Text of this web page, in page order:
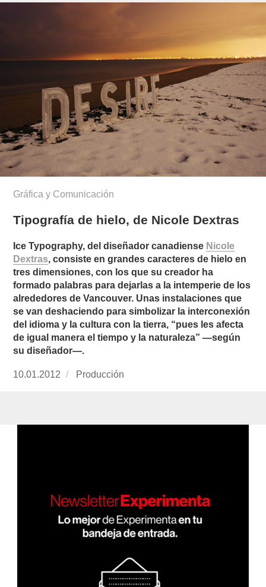
Gráfica y Comunicación
Tipografía de hielo, de Nicole Dextras
Ice Typography, del diseñador canadiense Nicole
Dextras, consiste en grandes caracteres de hielo en
tres dimensiones, con los que su creador ha
formado palabras para dejarlas a la intemperie de los
alrededores de Vancouver. Unas instalaciones que
se van deshaciendo para simbolizar la interconexión
del idioma y la cultura con la tierra, “pues les afecta
de igual manera el tiempo y la naturaleza” —según
su diseñador—.
Publicado
10.01.2012 https://www.experimenta.es/author/
Producción